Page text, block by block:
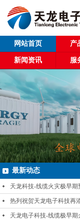
网站首页 产
新闻资讯 服
最新动态
天龙科技-线缆火灾极早期
热列祝贺天龙电子科技再
天龙电子科技-线缆极早期